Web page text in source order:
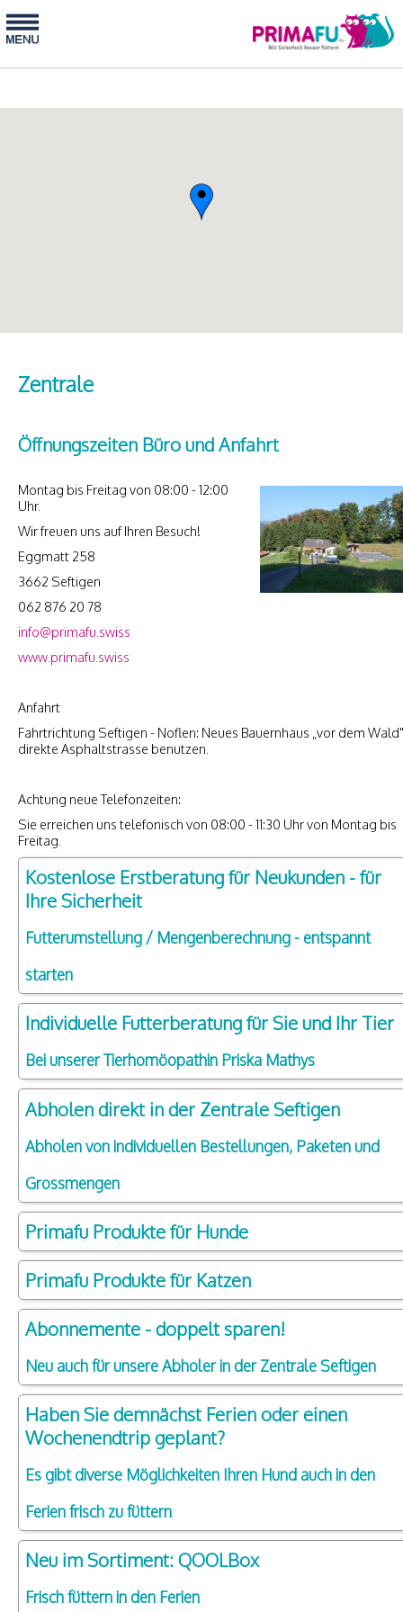
Zentrale
Öffnungszeiten Büro und Anfahrt
Montag bis Freitag von 08:00 - 12:00
Uhr.
Wir freuen uns auf Ihren Besuch!
Eggmatt 258
3662 Seftigen
062 876 20 78
info@primafu.swiss
www.primafu.swiss
Anfahrt
Fahrtrichtung Seftigen - Noflen: Neues Bauernhaus „vor dem Wald"
direkte Asphaltstrasse benutzen.
Achtung neue Telefonzeiten:
Sie erreichen uns telefonisch von 08:00 - 11:30 Uhr von Montag bis
Freitag.
Kostenlose Erstberatung für Neukunden - für
Ihre Sicherheit
Futterumstellung / Mengenberechnung - entspannt
starten
Individuelle Futterberatung für Sie und Ihr Tier
Bei unserer Tierhomöopathin Priska Mathys
Abholen direkt in der Zentrale Seftigen
Abholen von individuellen Bestellungen, Paketen und
Grossmengen
Primafu Produkte für Hunde
Primafu Produkte für Katzen
Abonnemente - doppelt sparen!
Neu auch für unsere Abholer in der Zentrale Seftigen
Haben Sie demnächst Ferien oder einen
Wochenendtrip geplant?
Es gibt diverse Möglichkeiten Ihren Hund auch in den
Ferien frisch zu füttern
Neu im Sortiment: QOOLBox
Frisch füttern in den Ferien